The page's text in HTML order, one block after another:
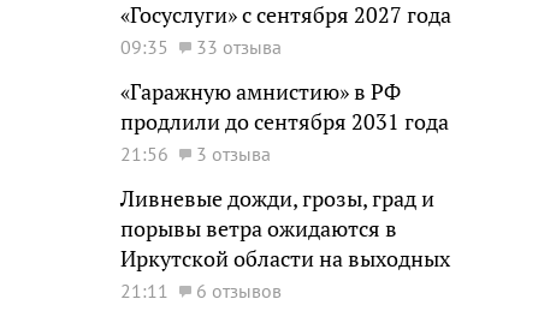
«Госуслуги» с сентября 2027 года
09:35 33 отзыва
«Гаражную амнистию» в РФ
продлили до сентября 2031 года
21:56 3 отзыва
Ливневые дожди, грозы, град и
порывы ветра ожидаются в
Иркутской области на выходных
21:11 6 отзывов